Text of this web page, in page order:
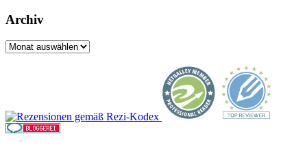
Archiv
Archiv